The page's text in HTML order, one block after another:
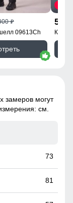
p
09613Ch
5
замеров могут
см.
73
81